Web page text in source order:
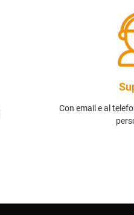
Con email e al